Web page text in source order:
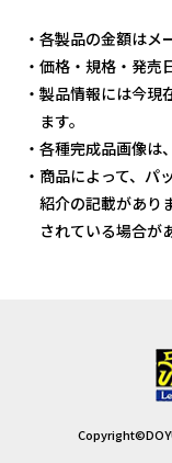
・各製品の金額はメ
・価格・規格・発売
・製品情報には今現
ます。
・各種完成品画像は
・商品によって、パ
紹介の記載があり
されている場合が